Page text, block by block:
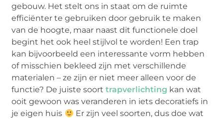
gebouw. Het stelt ons in staat om de ruimte
efficiënter te gebruiken door gebruik te maken
van de hoogte, maar naast dit functionele doel
begint het ook heel stijlvol te worden! Een trap
kan bijvoorbeeld een interessante vorm hebben
of misschien bekleed zijn met verschillende
materialen – ze zijn er niet meer alleen voor de
functie? De juiste soorttrapverlichting kan wat
ooit gewoon was veranderen in iets decoratiefs in
je eigen huis
Er zijn veel soorten, dus doe wat